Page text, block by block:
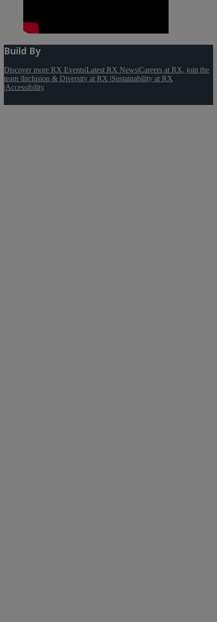
Build By
Discover more RX Events|Latest RX News|Careers at RX, join the
team |Inclusion & Diversity at RX |Sustainability at RX
|Accessibility